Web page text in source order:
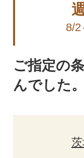
8/2
ご指定の
んでした。